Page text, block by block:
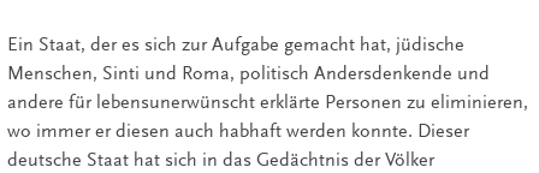
Ein Staat, der es sich zur Aufgabe gemacht hat, jüdische
Menschen, Sinti und Roma, politisch Andersdenkende und
andere für lebensunerwünscht erklärte Personen zu eliminieren,
wo immer er diesen auch habhaft werden konnte. Dieser
deutsche Staat hat sich in das Gedächtnis der Völker